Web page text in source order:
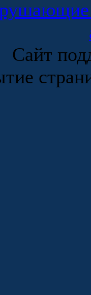
Сайт